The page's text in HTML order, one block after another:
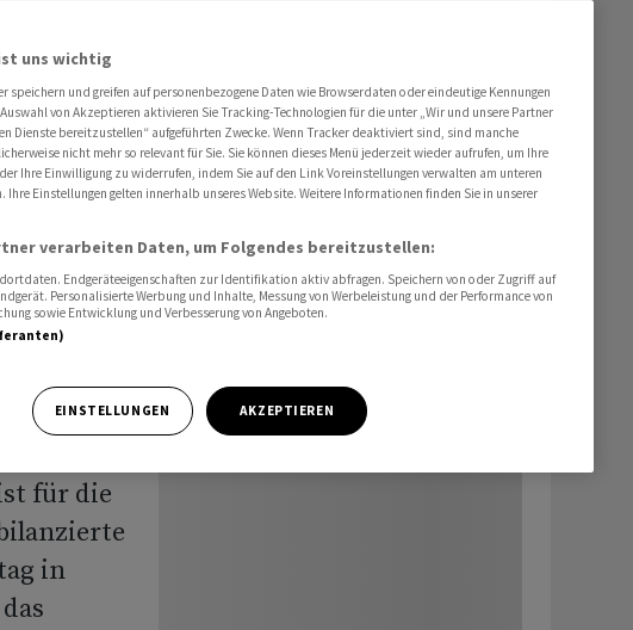
weiteres
für die
in
uns wichtig
speichern und greifen auf personenbezogene Daten wie Browserdaten oder eindeutige Kennungen
von Akzeptieren aktivieren Sie Tracking-Technologien für die unter „Wir und unsere Partner
Dienste bereitzustellen“ aufgeführten Zwecke. Wenn Tracker deaktiviert sind, sind manche
nicht mehr so relevant für Sie. Sie können dieses Menü jederzeit wieder aufrufen, um Ihre
Ihre Einwilligung zu widerrufen, indem Sie auf den Link Voreinstellungen verwalten am unteren
Ihre Einstellungen gelten innerhalb unseres Website. Weitere Informationen finden Sie in unserer
verarbeiten Daten, um Folgendes bereitzustellen:
Endgeräteeigenschaften zur Identifikation aktiv abfragen. Speichern von oder Zugriff auf
Personalisierte Werbung und Inhalte, Messung von Werbeleistung und der Performance von
sowie Entwicklung und Verbesserung von Angeboten.
EINSTELLUNGEN AKZEPTIEREN